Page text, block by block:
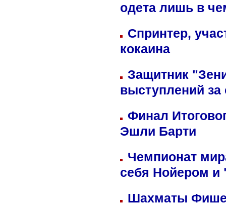
одета лишь в
Спринтер,
кокаина
Защитник
выступлений
Финал
Эшли Барти
Чемпионат
себя Нойером и
Шахматы